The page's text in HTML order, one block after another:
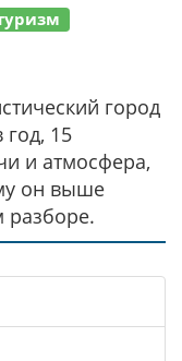
город
год, 15
и атмосфера,
он выше